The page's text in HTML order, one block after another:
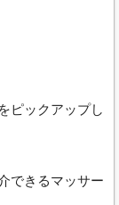
をピックアップし
できるマッサー